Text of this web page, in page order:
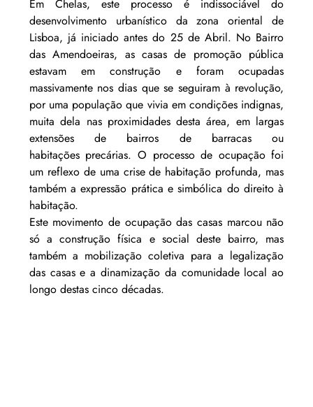
Em Chelas, este processo é indissociável do
desenvolvimento urbanístico da zona oriental de
Lisboa, já iniciado antes do 25 de Abril. No Bairro
das Amendoeiras, as casas de promoção pública
estavam em construção e foram ocupadas
massivamente nos dias que se seguiram à revolução,
por uma população que vivia em condições indignas,
muita dela nas proximidades desta área, em largas
extensões de bairros de barracas ou
habitações precárias. O processo de ocupação foi
um reflexo de uma crise de habitação profunda, mas
também a expressão prática e simbólica do direito à
habitação.
Este movimento de ocupação das casas marcou não
só a construção física e social deste bairro, mas
também a mobilização coletiva para a legalização
das casas e a dinamização da comunidade local ao
longo destas cinco décadas.